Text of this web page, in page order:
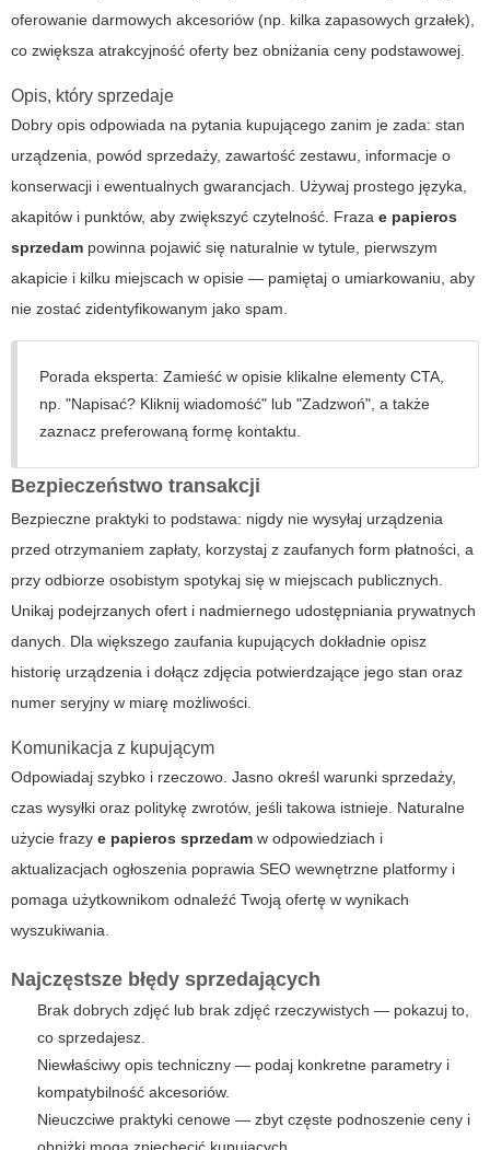
oferowanie darmowych akcesoriów (np. kilka zapasowych grzałek),
co zwiększa atrakcyjność oferty bez obniżania ceny podstawowej.
Opis, który sprzedaje
Dobry opis odpowiada na pytania kupującego zanim je zada: stan
urządzenia, powód sprzedaży, zawartość zestawu, informacje o
konserwacji i ewentualnych gwarancjach. Używaj prostego języka,
akapitów i punktów, aby zwiększyć czytelność. Fraza e papieros
sprzedam powinna pojawić się naturalnie w tytule, pierwszym
akapicie i kilku miejscach w opisie — pamiętaj o umiarkowaniu, aby
nie zostać zidentyfikowanym jako spam.
Porada eksperta: Zamieść w opisie klikalne elementy CTA,
np. "Napisać? Kliknij wiadomość" lub "Zadzwoń", a także
zaznacz preferowaną formę kontaktu.
Bezpieczeństwo transakcji
Bezpieczne praktyki to podstawa: nigdy nie wysyłaj urządzenia
przed otrzymaniem zapłaty, korzystaj z zaufanych form płatności, a
przy odbiorze osobistym spotykaj się w miejscach publicznych.
Unikaj podejrzanych ofert i nadmiernego udostępniania prywatnych
danych. Dla większego zaufania kupujących dokładnie opisz
historię urządzenia i dołącz zdjęcia potwierdzające jego stan oraz
numer seryjny w miarę możliwości.
Komunikacja z kupującym
Odpowiadaj szybko i rzeczowo. Jasno określ warunki sprzedaży,
czas wysyłki oraz politykę zwrotów, jeśli takowa istnieje. Naturalne
użycie frazy e papieros sprzedam w odpowiedziach i
aktualizacjach ogłoszenia poprawia SEO wewnętrzne platformy i
pomaga użytkownikom odnaleźć Twoją ofertę w wynikach
wyszukiwania.
Najczęstsze błędy sprzedających
Brak dobrych zdjęć lub brak zdjęć rzeczywistych — pokazuj to,
co sprzedajesz.
Niewłaściwy opis techniczny — podaj konkretne parametry i
kompatybilność akcesoriów.
Nieuczciwe praktyki cenowe — zbyt częste podnoszenie ceny i